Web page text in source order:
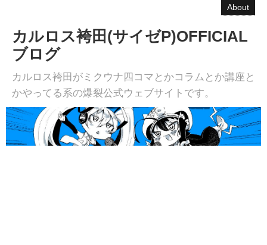
About
カルロス袴田(サイゼP)OFFICIAL
ブログ
カルロス袴田がミクウナ四コマとかコラムとか講座と
かやってる系の爆裂公式ウェブサイトです。